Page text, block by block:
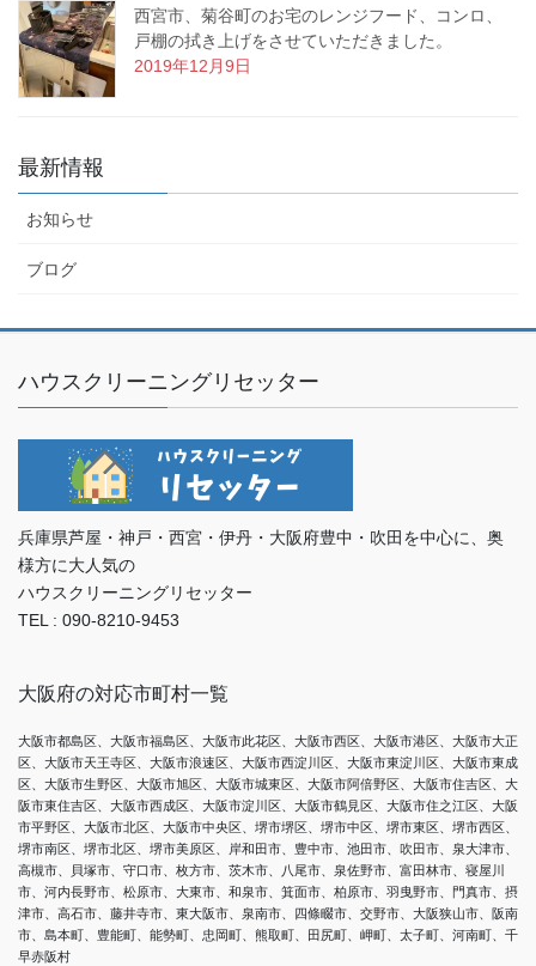
西宮市、菊谷町のお宅のレンジフード、コンロ、
戸棚の拭き上げをさせていただきました。
2019年12月9日
最新情報
お知らせ
ブログ
ハウスクリーニングリセッター
兵庫県芦屋・神戸・西宮・伊丹・大阪府豊中・吹田を中心に、奥
様方に大人気の
ハウスクリーニングリセッター
TEL : 090-8210-9453
大阪府の対応市町村一覧
大阪市都島区、大阪市福島区、大阪市此花区、大阪市西区、大阪市港区、大阪市大正
区、大阪市天王寺区、大阪市浪速区、大阪市西淀川区、大阪市東淀川区、大阪市東成
区、大阪市生野区、大阪市旭区、大阪市城東区、大阪市阿倍野区、大阪市住吉区、大
阪市東住吉区、大阪市西成区、大阪市淀川区、大阪市鶴見区、大阪市住之江区、大阪
市平野区、大阪市北区、大阪市中央区、堺市堺区、堺市中区、堺市東区、堺市西区、
堺市南区、堺市北区、堺市美原区、岸和田市、豊中市、池田市、吹田市、泉大津市、
高槻市、貝塚市、守口市、枚方市、茨木市、八尾市、泉佐野市、富田林市、寝屋川
市、河内長野市、松原市、大東市、和泉市、箕面市、柏原市、羽曳野市、門真市、摂
津市、高石市、藤井寺市、東大阪市、泉南市、四條畷市、交野市、大阪狭山市、阪南
市、島本町、豊能町、能勢町、忠岡町、熊取町、田尻町、岬町、太子町、河南町、千
早赤阪村